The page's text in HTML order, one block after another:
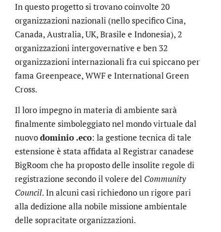
In questo progetto si trovano coinvolte 20
organizzazioni nazionali (nello specifico Cina,
Canada, Australia, UK, Brasile e Indonesia), 2
organizzazioni intergovernative e ben 32
organizzazioni internazionali fra cui spiccano per
fama Greenpeace, WWF e International Green
Cross.
Il loro impegno in materia di ambiente sarà
finalmente simboleggiato nel mondo virtuale dal
nuovodominio .eco: la gestione tecnica di tale
estensione è stata affidata al Registrar canadese
BigRoom che ha proposto delle insolite regole di
registrazione secondo il volere del Community
Council. In alcuni casi richiedono un rigore pari
alla dedizione alla nobile missione ambientale
delle sopracitate organizzazioni.